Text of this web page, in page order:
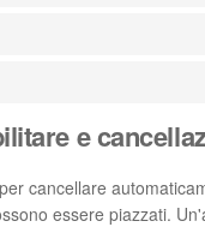
e
cancellare
essere piazzati.